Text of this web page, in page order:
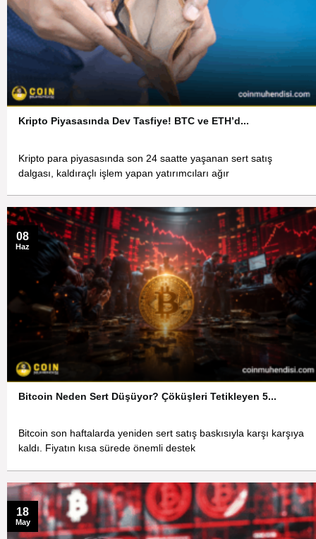
Kripto Piyasasında Dev Tasfiye! BTC ve ETH’d...
Kripto para piyasasında son 24 saatte yaşanan sert satış
dalgası, kaldıraçlı işlem yapan yatırımcıları ağır
Bitcoin Neden Sert Düşüyor? Çöküşleri Tetikleyen 5...
Bitcoin son haftalarda yeniden sert satış baskısıyla karşı karşıya
kaldı. Fiyatın kısa sürede önemli destek
08
Haz
18
May